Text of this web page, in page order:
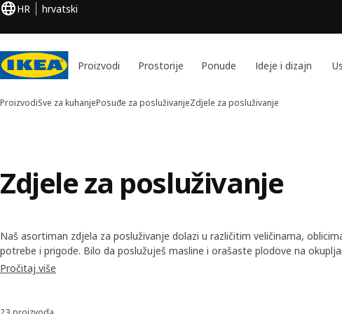
HR hrvatski
Proizvodi Prostorije Ponude Ideje i dizajn
ProizvodiSve za kuhanjePosuđe za posluživanjeZdjele za posluživanje
Zdjele za posluživanje
Naš asortiman zdjela za posluživanje dolazi u različitim veličinama,
potrebe i prigode. Bilo da poslužuješ masline i orašaste plodove na
špinata tijekom večere, ovdje ćeš pronaći ono što trebaš.
Pročitaj više